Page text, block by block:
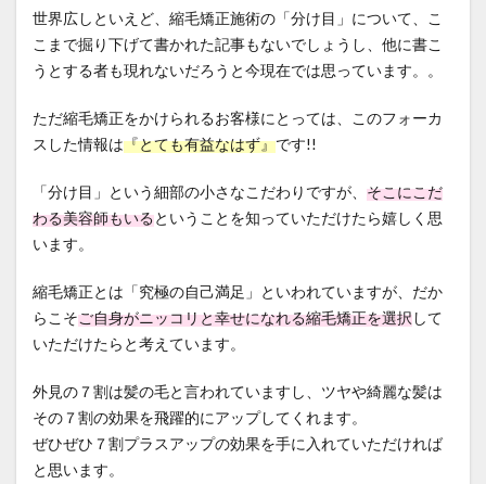
世界広しといえど、縮毛矯正施術の「分け目」について、こ
こまで掘り下げて書かれた記事もないでしょうし、他に書こ
うとする者も現れないだろうと今現在では思っています。。
ただ縮毛矯正をかけられるお客様にとっては、このフォーカ
スした情報は『とても有益なはず』です!!
「分け目」という細部の小さなこだわりですが、 そこにこだ
わる美容師もいるということを知っていただけたら嬉しく思
います。
縮毛矯正とは「究極の自己満足」といわれていますが、だか
らこそご自身がニッコリと幸せになれる縮毛矯正を選択して
いただけたらと考えています。
外見の７割は髪の毛と言われていますし、ツヤや綺麗な髪は
その７割の効果を飛躍的にアップしてくれます。
ぜひぜひ７割プラスアップの効果を手に入れていただければ
と思います。